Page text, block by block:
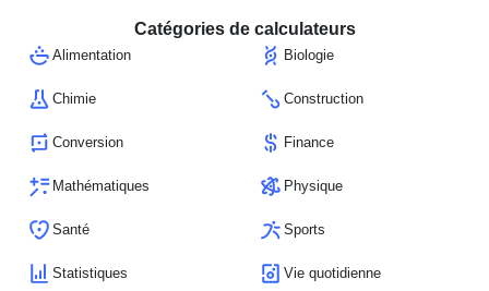
Catégories de calculateurs
Alimentation Biologie
Chimie Construction
Conversion Finance
Mathématiques Physique
Santé Sports
Statistiques Vie quotidienne